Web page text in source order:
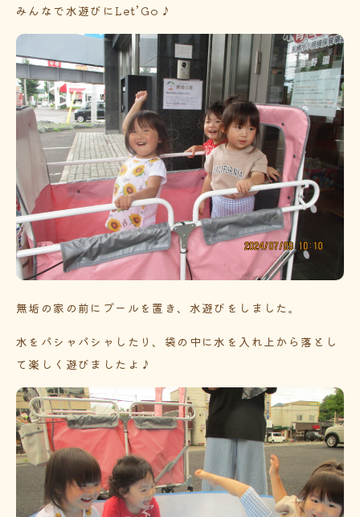
みんなで水遊びにLet’Go♪
無垢の家の前にプールを置き、水遊びをしました。
水をパシャパシャしたり、袋の中に水を入れ上から落とし
て楽しく遊びましたよ♪